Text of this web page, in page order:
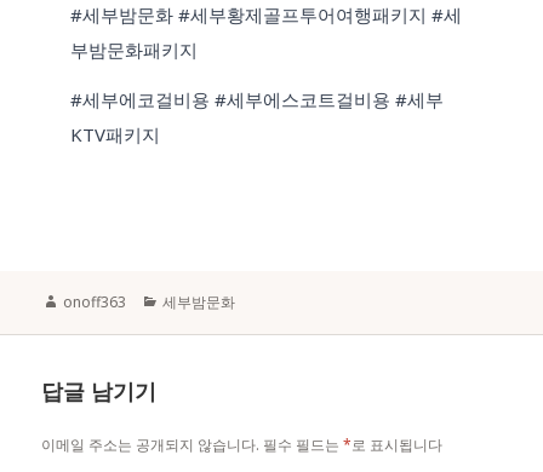
#세부밤문화 #세부황제골프투어여행패키지 #세
부밤문화패키지
#세부에코걸비용 #세부에스코트걸비용 #세부
KTV패키지
Author
onoff363 Categories
세부밤문화
답글 남기기
이메일 주소는 공개되지 않습니다. 필수 필드는*로 표시됩니다